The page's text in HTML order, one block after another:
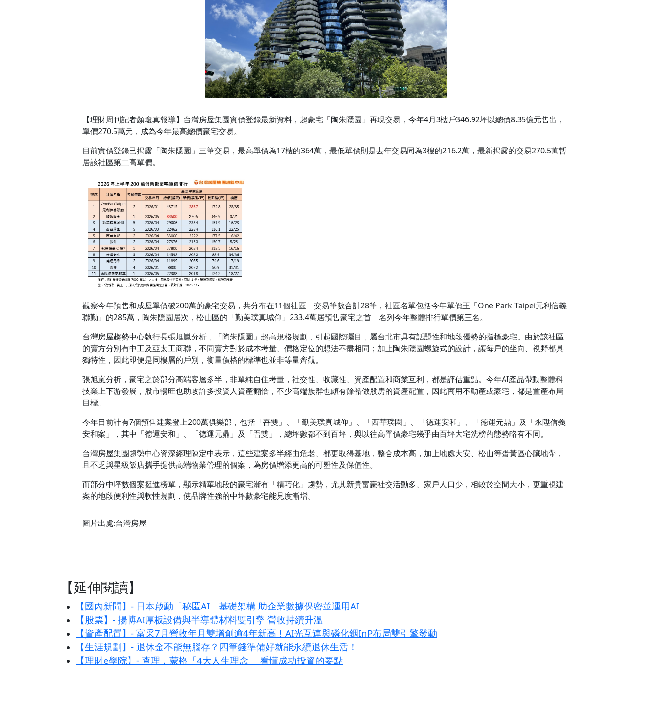
【理財周刊記者顏瓊真報導】台灣房屋集團實價登錄最新資料，超豪宅「陶朱隱園」再現交易，今年4月3樓戶346.92坪以總價8.35億元售出，
單價270.5萬元，成為今年最高總價豪宅交易。
目前實價登錄已揭露「陶朱隱園」三筆交易，最高單價為17樓的364萬，最低單價則是去年交易同為3樓的216.2萬，最新揭露的交易270.5萬暫
居該社區第二高單價。
觀察今年預售和成屋單價破200萬的豪宅交易，共分布在11個社區，交易筆數合計28筆，社區名單包括今年單價王「One Park Taipei元利信義
聯勤」的285萬，陶朱隱園居次，松山區的「勤美璞真城仰」233.4萬居預售豪宅之首，名列今年整體排行單價第三名。
台灣房屋趨勢中心執行長張旭嵐分析，「陶朱隱園」超高規格規劃，引起國際矚目，屬台北市具有話題性和地段優勢的指標豪宅。由於該社區
的賣方分別有中工及亞太工商聯，不同賣方對於成本考量、價格定位的想法不盡相同；加上陶朱隱園螺旋式的設計，讓每戶的坐向、視野都具
獨特性，因此即便是同樓層的戶別，衡量價格的標準也並非等量齊觀。
張旭嵐分析，豪宅之於部分高端客層多半，非單純自住考量，社交性、收藏性、資產配置和商業互利，都是評估重點。今年AI產品帶動整體科
技業上下游發展，股市暢旺也助攻許多投資人資產翻倍，不少高端族群也頗有餘裕做股房的資產配置，因此商用不動產或豪宅，都是置產布局
目標。
今年目前計有7個預售建案登上200萬俱樂部，包括「吾雙」、「勤美璞真城仰」、「西華璞園」、「德運安和」、「德運元鼎」及「永陞信義
安和案」，其中「德運安和」、「德運元鼎」及「吾雙」，總坪數都不到百坪，與以往高單價豪宅幾乎由百坪大宅洗榜的態勢略有不同。
台灣房屋集團趨勢中心資深經理陳定中表示，這些建案多半經由危老、都更取得基地，整合成本高，加上地處大安、松山等蛋黃區心臟地帶，
且不乏與星級飯店攜手提供高端物業管理的個案，為房價增添更高的可塑性及保值性。
而部分中坪數個案挺進榜單，顯示精華地段的豪宅漸有「精巧化」趨勢，尤其新貴富豪社交活動多、家戶人口少，相較於空間大小，更重視建
案的地段便利性與軟性規劃，使品牌性強的中坪數豪宅能見度漸增。
圖片出處:台灣房屋
【延伸閱讀】
【國內新聞】- 日本啟動「秘匿AI」基礎架構 助企業數據保密並運用AI
【股票】- 揚博AI厚板設備與半導體材料雙引擎 營收持續升溫
【資產配置】- 富采7月營收年月雙增創逾4年新高！AI光互連與磷化銦InP布局雙引擎發動
【生涯規劃】- 退休金不能無腦存？四筆錢準備好就能永續退休生活！
【理財e學院】- 查理．蒙格「4大人生理念」 看懂成功投資的要點